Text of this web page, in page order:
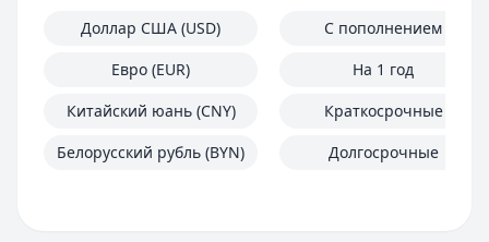
Доллар США (USD)
Евро (EUR)
Китайский юань (CNY)
Белорусский рубль (BYN)
С пополнением
На 1 год
Краткосрочные
Долгосрочные